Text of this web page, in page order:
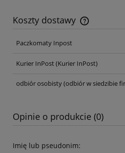
Koszty dostawy
Cena nie zawiera ewentualnych
Paczkomaty Inpost
Kurier InPost(Kurier InPost)
odbiór osobisty(odbiór w siedzibie
Opinie o produkcie (0)
Imię lub pseudonim: